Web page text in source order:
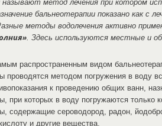
называют метод лечения при котором
бальнеотерапии показано как с
методы водолечения активно
. Здесь используются местные и
распространенным видом
проводятся методом погружения в воду
к проведению общих ванн,
при которых в воду погружаются только
содержащие сероводород, радон,
и другие вещества.